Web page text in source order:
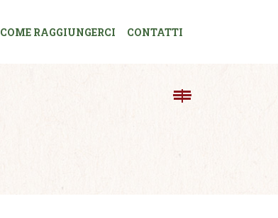
COME RAGGIUNGERCI CONTATTI